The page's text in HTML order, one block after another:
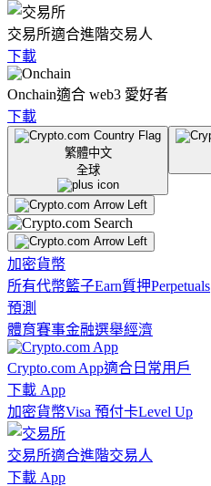
交易所適合進階交易人
下載
Onchain適合 web3 愛好者
下載
繁體中文
全球
加密貨幣
所有代幣籃子Earn質押Perpetuals
預測
體育賽事金融選舉經濟
Crypto.com App適合日常用戶
下載 App
加密貨幣Visa 預付卡Level Up
交易所適合進階交易人
下載 App